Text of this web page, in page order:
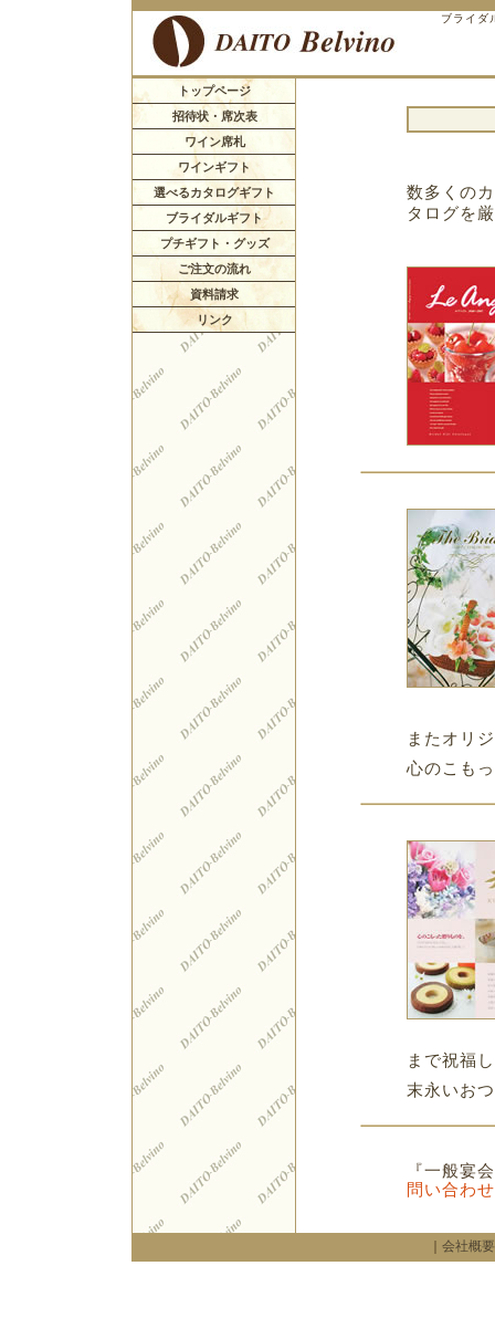
ブライダ
トップページ
招待状・席次表
ワイン席札
ワインギフト
選べるカタログギフト
ブライダルギフト
プチギフト・グッズ
ご注文の流れ
資料請求
リンク
数多くの
タログを
またオリ
心のこも
まで祝福
末永いお
『一般宴
問い合わせ
会社概要